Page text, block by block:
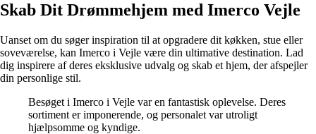
Skab Dit Drømmehjem med Imerco Vejle
Uanset om du søger inspiration til at opgradere dit køkken, stue eller
soveværelse, kan Imerco i Vejle være din ultimative destination. Lad
dig inspirere af deres eksklusive udvalg og skab et hjem, der afspejler
din personlige stil.
Besøget i Imerco i Vejle var en fantastisk oplevelse. Deres
sortiment er imponerende, og personalet var utroligt
hjælpsomme og kyndige.